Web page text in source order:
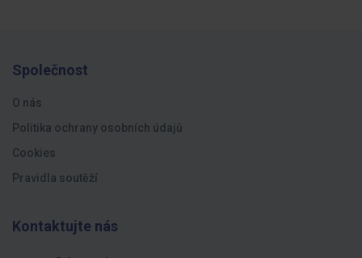
Společnost
O nás
Politika ochrany osobních údajů
Cookies
Pravidla soutěží
Kontaktujte nás